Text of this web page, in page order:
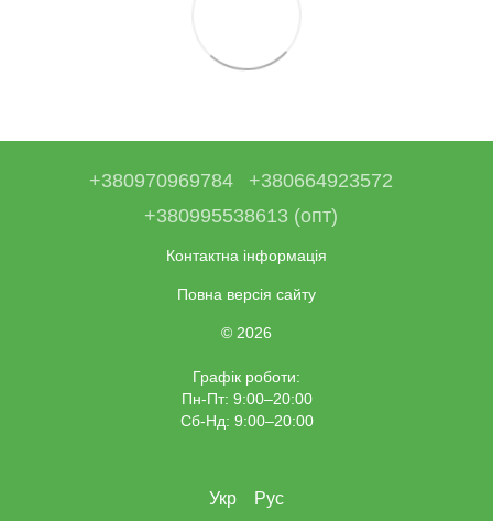
+380970969784
+380664923572
+380995538613 (опт)
Контактна інформація
Повна версія сайту
© 2026
Графік роботи:
Пн-Пт: 9:00–20:00
Сб-Нд: 9:00–20:00
Укр Рус